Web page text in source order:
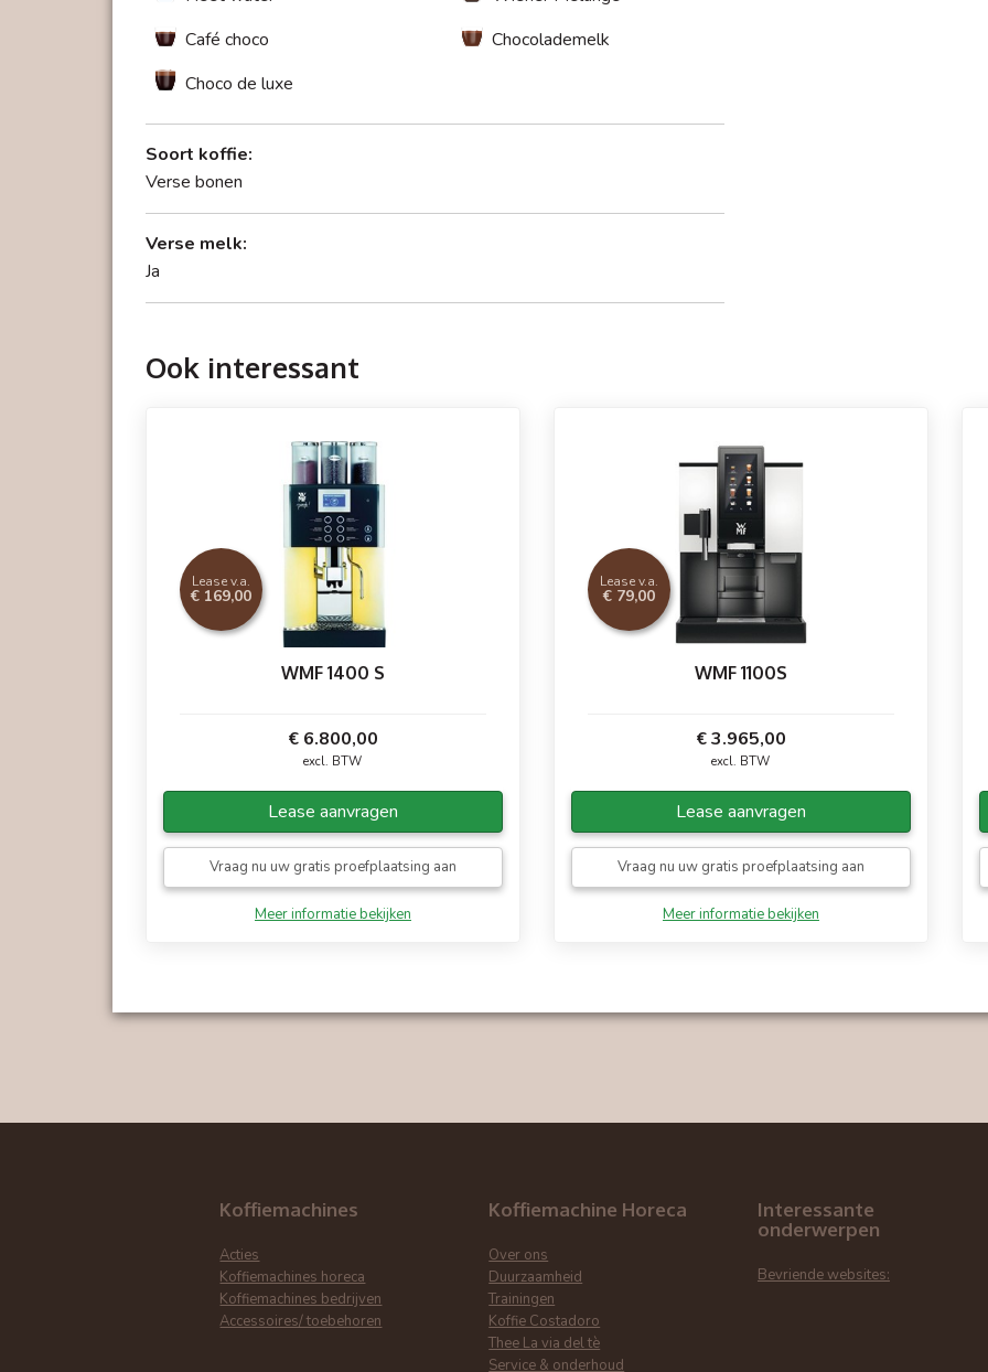
Slank ontwerp
Biedt door zijn indrukwekkende compacte ontwerp ruimte voor meerdere koffiemachines en/of accessoires.
WMFSteamJet
Voor het binnen enkele seconden voorverwarmen van elke kop.
Heldere signalen
Café choco
Chocolademelk
Choco de luxe
Soort koffie:
Verse bonen
Verse melk:
Ja
Ook interessant
Lease v.a.
€ 169,00
WMF 1400 S
€ 6.800,00
excl. BTW
Lease aanvragen
Vraag nu uw gratis proefplaatsing aan
Meer informatie bekijken
Lease v.a.
€ 79,00
WMF 1100S
€ 3.965,00
excl. BTW
Lease aanvragen
Vraag nu uw gratis proefplaatsing aan
Meer informatie bekijken
Koffiemachines
Acties
Koffiemachines horeca
Koffiemachines bedrijven
Accessoires/ toebehoren
Koffiemachine Horeca
Over ons
Duurzaamheid
Trainingen
Koffie Costadoro
Thee La via del tè
Service & onderhoud
Interessante
onderwerpen
Bevriende websites: